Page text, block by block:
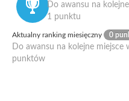
Do awansu na
1 punktu
Aktualny ranking miesięczny 0
Do awansu na kolejne
punktów